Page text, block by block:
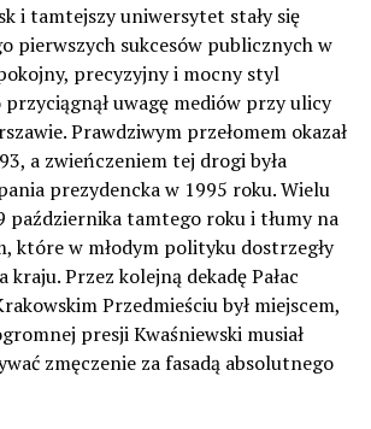
i tamtejszy uniwersytet stały się
pierwszych sukcesów publicznych w
precyzyjny i mocny styl
uwagę mediów przy ulicy
Prawdziwym przełomem okazał
a zwieńczeniem tej drogi była
prezydencka w 1995 roku. Wielu
października tamtego roku i tłumy na
które w młodym polityku dostrzegły
kraju. Przez kolejną dekadę Pałac
Przedmieściu był miejscem,
presji Kwaśniewski musiał
zmęczenie za fasadą absolutnego